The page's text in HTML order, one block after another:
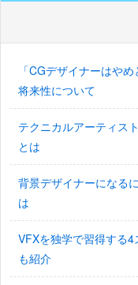
「CGデザイナーはや
将来性について
テクニカルアーティス
とは
背景デザイナーになる
は
VFXを独学で習得する
も紹介